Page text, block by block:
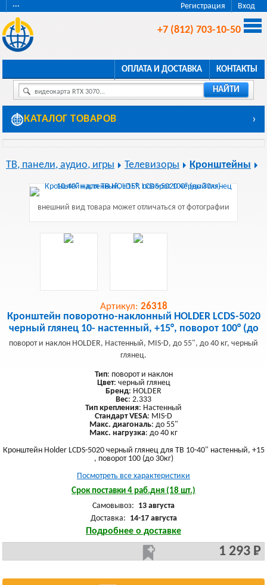
Регистрация Вход
···
+7 (812) 703-10-50
ОПЛАТА И ДОСТАВКА КОНТАКТЫ
видеокарта RTX 3070... НАЙТИ
КАТАЛОГ ТОВАРОВ ›
ТВ, панели, аудио, игры Телевизоры Кронштейны
внешний вид товара может отличаться от фотографии
Артикул: 26318
Кронштейн поворотно-наклонный HOLDER LCDS-5020
черный глянец 10- настенный, +15°, поворот 100° (до
поворот и наклон HOLDER, Настенный, MIS-D, до 55", до 40 кг, черный
глянец.
Тип: поворот и наклон
Цвет: черный глянец
Бренд: HOLDER
Вес: 2.333
Тип крепления: Настенный
Стандарт VESA: MIS-D
Макс. диагональ: до 55"
Макс. нагрузка: до 40 кг
Кронштейн Holder LCDS-5020 черный глянец для ТВ 10-40" настенный, +15
, поворот 100 (до 30кг)
Посмотреть все характеристики
Срок поставки 4 раб.дня (18 шт.)
Самовывоз: 13 августа
Доставка: 14-17 августа
Подробнее о доставке
1 293 Р